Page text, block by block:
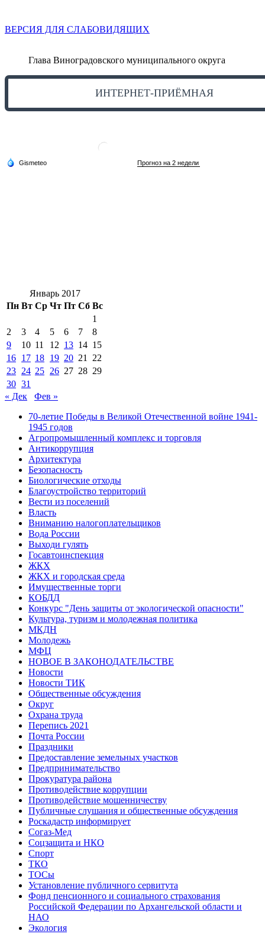
ВЕРСИЯ ДЛЯ СЛАБОВИДЯЩИХ
Глава Виноградовского муниципального округа
ИНТЕРНЕТ-ПРИЁМНАЯ
Январь 2017
Пн Вт Ср Чт Пт Сб Вс
1
2
3 4 5 6 7
8
9
10 11 12 13 14 15
16 17 18 19 20 21
22
23 24 25 26 27 28 29
30 31
« Дек
Фев »
70-летие Победы в Великой Отечественной войне 1941-
1945 годов
Агропромышленный комплекс и торговля
Антикоррупция
Архитектура
Безопасность
Биологические отходы
Благоустройство территорий
Вести из поселений
Власть
Вниманию налогоплательщиков
Вода России
Выходи гулять
Госавтоинспекция
ЖКХ
ЖКХ и городская среда
Имущественные торги
КОБДД
Конкурс "День защиты от экологической опасности"
Культура, туризм и молодежная политика
МКДН
Молодежь
МФЦ
НОВОЕ В ЗАКОНОДАТЕЛЬСТВЕ
Новости
Новости ТИК
Общественные обсуждения
Округ
Охрана труда
Перепись 2021
Почта России
Праздники
Предоставление земельных участков
Предпринимательство
Прокуратура района
Противодействие коррупции
Противодействие мошенничеству
Публичные слушания и общественные обсуждения
Роскадастр информирует
Согаз-Мед
Соцзащита и НКО
Спорт
ТКО
ТОСы
Установление публичного сервитута
Фонд пенсионного и социального страхования
Российской Федерации по Архангельской области и
НАО
Экология